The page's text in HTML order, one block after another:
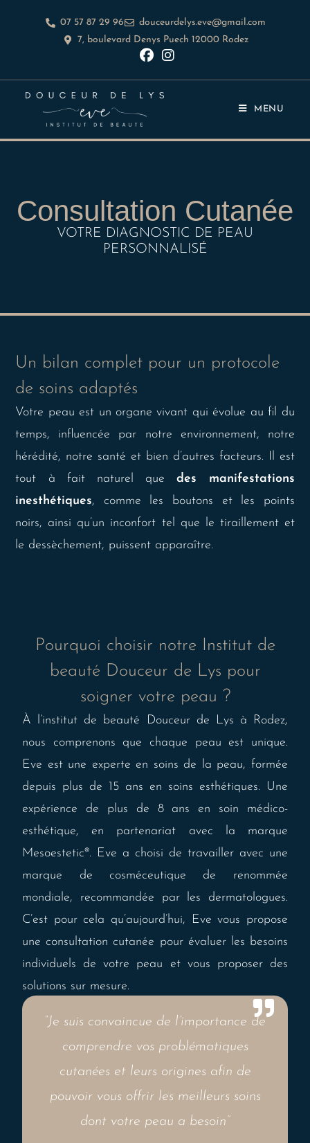
07 57 87 29 96
douceurdelys.eve@gmail.com
7, boulevard Denys Puech 12000 Rodez
MENU
Consultation Cutanée
VOTRE DIAGNOSTIC DE PEAU
PERSONNALISÉ
Un bilan complet pour un protocole
de soins adaptés
Votre peau est un organe vivant qui évolue au fil du
temps, influencée par notre environnement, notre
hérédité, notre santé et bien d’autres facteurs. Il est
tout à fait naturel quedes manifestations
inesthétiques, comme les boutons et les points
noirs, ainsi qu’un inconfort tel que le tiraillement et
le dessèchement, puissent apparaître.
Pourquoi choisir notre Institut de
beauté Douceur de Lys pour
soigner votre peau ?
À l’institut de beauté Douceur de Lys à Rodez,
nous comprenons que chaque peau est unique.
Eve est une experte en soins de la peau, formée
depuis plus de 15 ans en soins esthétiques. Une
expérience de plus de 8 ans en soin médico-
esthétique, en partenariat avec la marque
Mesoestetic®. Eve a choisi de travailler avec une
marque de cosméceutique de renommée
mondiale, recommandée par les dermatologues.
C’est pour cela qu’aujourd’hui, Eve vous propose
une consultation cutanée pour évaluer les besoins
individuels de votre peau et vous proposer des
solutions sur mesure.
“Je suis convaincue de l’importance de
comprendre vos problématiques
cutanées et leurs origines afin de
pouvoir vous offrir les meilleurs soins
dont votre peau a besoin”